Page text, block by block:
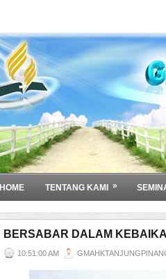
HOME TENTANG KAMI »
BERSABAR DALAM
10:51:00 AM